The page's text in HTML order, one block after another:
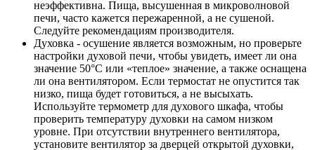
неэффективна. Пища, высушенная в микроволновой
печи, часто кажется пережаренной, а не сушеной.
Следуйте рекомендациям производителя.
Духовка - осушение является возможным, но проверьте
настройки духовой печи, чтобы увидеть, имеет ли она
значение 50°С или «теплое» значение, а также оснащена
ли она вентилятором. Если термостат не опустится так
низко, пища будет готовиться, а не высыхать.
Используйте термометр для духового шкафа, чтобы
проверить температуру духовки на самом низком
уровне. При отсутствии внутреннего вентилятора,
установите вентилятор за дверцей открытой духовки,